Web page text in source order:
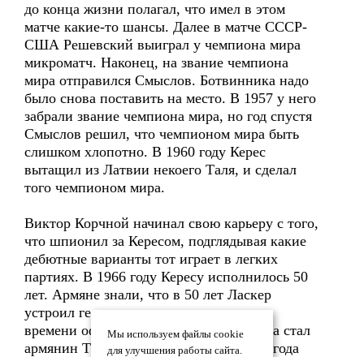
до конца жизни полагал, что имел в этом
матче какие-то шансы. Далее в матче СССР-
США Решевский выиграл у чемпиона мира
микроматч. Наконец, на звание чемпиона
мира отправился Смыслов. Ботвинника надо
было снова поставить на место. В 1957 у него
забрали звание чемпиона мира, но год спустя
Смыслов решил, что чемпионом мира быть
слишком хлопотно. В 1960 году Керес
вытащил из Латвии некоего Таля, и сделал
того чемпионом мира.
Виктор Корчной начинал свою карьеру с того,
что шпионил за Кересом, подглядывая какие
дебютные варианты тот играет в легких
партиях. В 1966 году Кересу исполнилось 50
лет. Армяне знали, что в 50 лет Ласкер
устроил геноцид их народа, но к тому
времени официальным чемпионом мира стал
армянин Тигран Петросян. Спустя три года
Мы используем файлы cookie
для улучшения работы сайта.